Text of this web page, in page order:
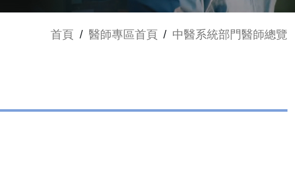
首頁 / 醫師專區首頁 / 中醫系統部門醫師總覽